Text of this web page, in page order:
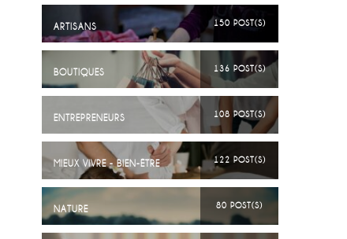
ARTISANS 150 POST(S)
BOUTIQUES 136 POST(S)
ENTREPRENEURS 108 POST(S)
MIEUX VIVRE - BIEN-ÊTRE 122 POST(S)
NATURE 80 POST(S)